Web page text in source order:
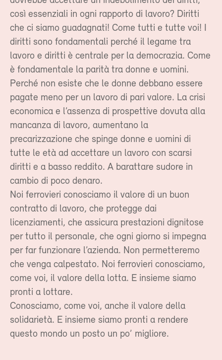
così essenziali in ogni rapporto di lavoro? Diritti
che ci siamo guadagnati! Come tutti e tutte voi! I
diritti sono fondamentali perché il legame tra
lavoro e diritti è centrale per la democrazia. Come
è fondamentale la parità tra donne e uomini.
Perché non esiste che le donne debbano essere
pagate meno per un lavoro di pari valore. La crisi
economica e l’assenza di prospettive dovuta alla
mancanza di lavoro, aumentano la
precarizzazione che spinge donne e uomini di
tutte le età ad accettare un lavoro con scarsi
diritti e a basso reddito. A barattare sudore in
cambio di poco denaro.
Noi ferrovieri conosciamo il valore di un buon
contratto di lavoro, che protegge dai
licenziamenti, che assicura prestazioni dignitose
per tutto il personale, che ogni giorno si impegna
per far funzionare l’azienda. Non permetteremo
che venga calpestato. Noi ferrovieri conosciamo,
come voi, il valore della lotta. E insieme siamo
pronti a lottare.
Conosciamo, come voi, anche il valore della
solidarietà. E insieme siamo pronti a rendere
questo mondo un posto un po’ migliore.